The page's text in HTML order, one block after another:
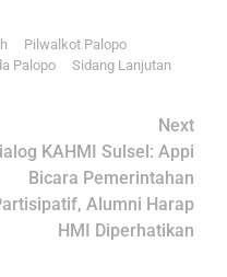
Pilwalkot Palopo
Palopo
Sidang Lanjutan
Next
KAHMI Sulsel: Appi
Bicara Pemerintahan
Alumni Harap
HMI Diperhatikan